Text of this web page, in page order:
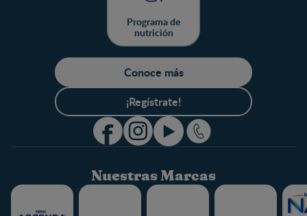
Programa de
nutrición
Conoce más
¡Regístrate!
Nuestras Marcas